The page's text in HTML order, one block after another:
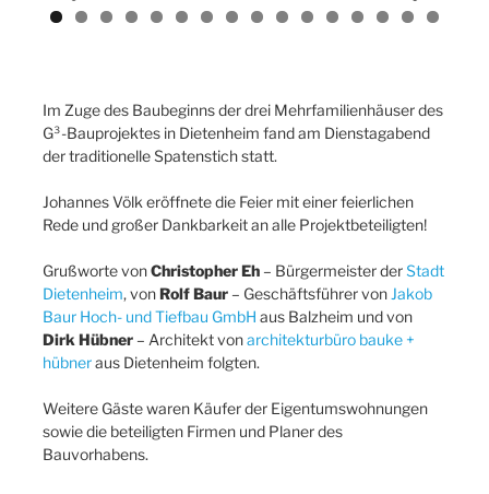
Previ
Next
Im Zuge des Baubeginns der drei Mehrfamilienhäuser des
G³-Bauprojektes in Dietenheim fand am Dienstagabend
der traditionelle Spatenstich statt.
Johannes Völk eröffnete die Feier mit einer feierlichen
Rede und großer Dankbarkeit an alle Projektbeteiligten!
Grußworte vonChristopher Eh – Bürgermeister derStadt
Dietenheim, vonRolf Baur – Geschäftsführer von Jakob
Baur Hoch- und Tiefbau GmbH aus Balzheim und von
Dirk Hübner – Architekt vonarchitekturbüro bauke +
hübneraus Dietenheim folgten.
Weitere Gäste waren Käufer der Eigentumswohnungen
sowie die beteiligten Firmen und Planer des
Bauvorhabens.